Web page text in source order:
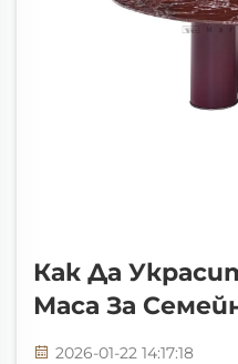
Как Да
Маса За
2026-01-22 14:17:18